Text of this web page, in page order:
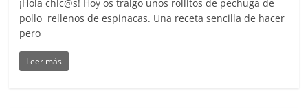
¡Hola chic@s! Hoy os traigo unos rollitos de pechuga de
pollo rellenos de espinacas. Una receta sencilla de hacer
pero
Leer más